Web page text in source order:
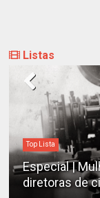
Listas
Top Lista
Especial |
diretoras de